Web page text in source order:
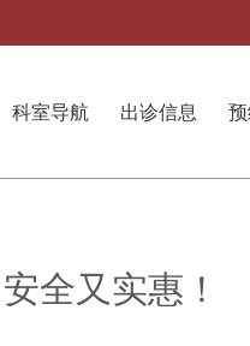
科室导航 出诊信息
全又实惠！